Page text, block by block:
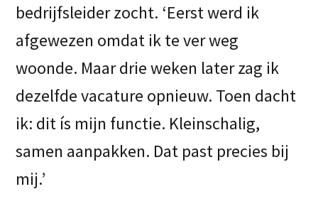
bedrijfsleider zocht. ‘Eerst werd ik
afgewezen omdat ik te ver weg
woonde. Maar drie weken later zag ik
dezelfde vacature opnieuw. Toen dacht
ik: dit ís mijn functie. Kleinschalig,
samen aanpakken. Dat past precies bij
mij.’